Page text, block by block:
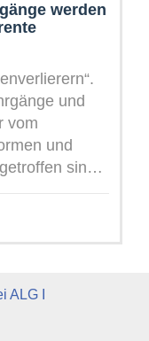
werden
und
vom
und
sind
ALG I